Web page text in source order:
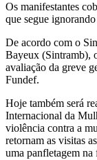
Os manifestantes
que segue
De acordo com o
Bayeux (Sintramb),
avaliação da greve
Fundef.
Hoje também será
Internacional da
violência contra a
retornam as visitas
uma panfletagem